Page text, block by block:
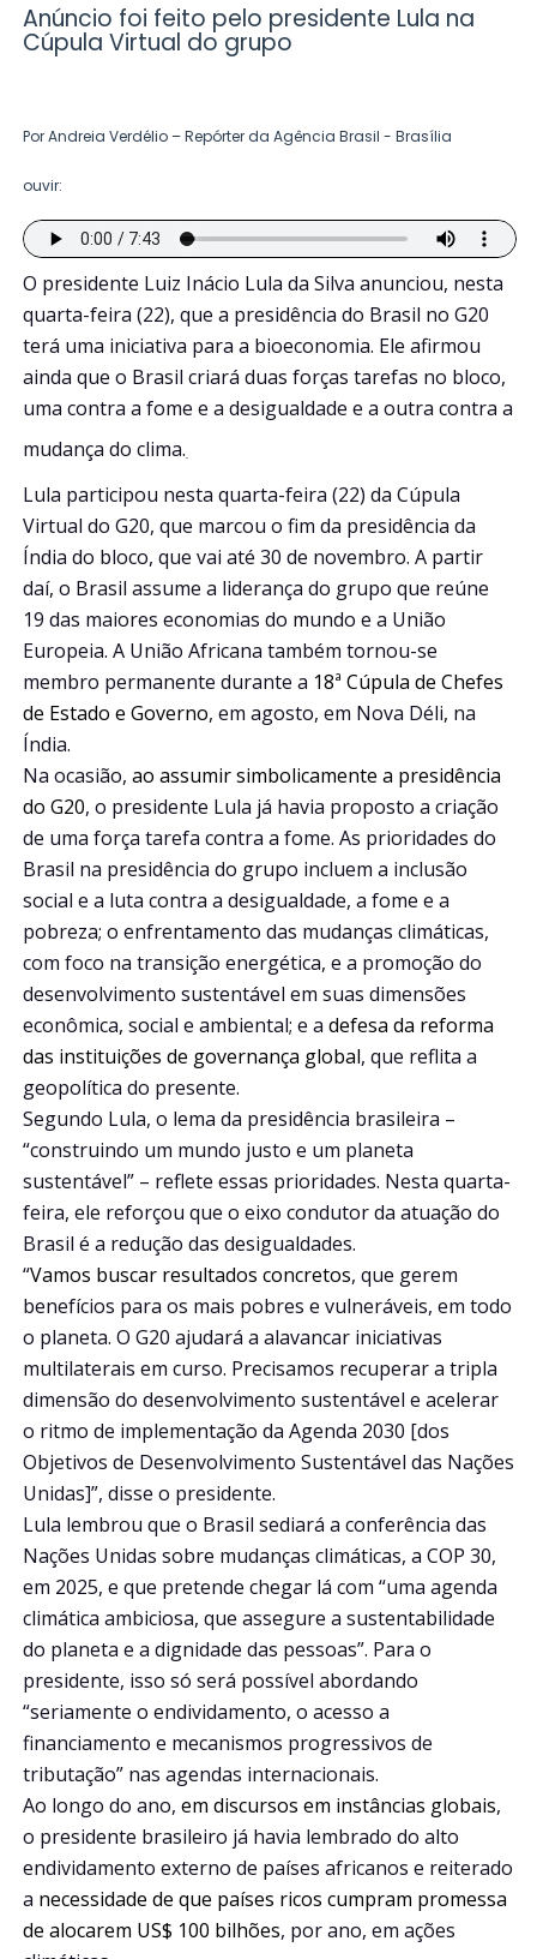
Anúncio foi feito pelo presidente Lula na
Cúpula Virtual do grupo
Por Andreia Verdélio – Repórter da Agência Brasil - Brasília
ouvir:
O presidente Luiz Inácio Lula da Silva anunciou, nesta
quarta-feira (22), que a presidência do Brasil no G20
terá uma iniciativa para a bioeconomia. Ele afirmou
ainda que o Brasil criará duas forças tarefas no bloco,
uma contra a fome e a desigualdade e a outra contra a
mudança do clima.
Lula participou nesta quarta-feira (22) da Cúpula
Virtual do G20, que marcou o fim da presidência da
Índia do bloco, que vai até 30 de novembro. A partir
daí, o Brasil assume a liderança do grupo que reúne
19 das maiores economias do mundo e a União
Europeia. A União Africana também tornou-se
membro permanente durante a 18ª Cúpula de Chefes
de Estado e Governo, em agosto, em Nova Déli, na
Índia.
Na ocasião, ao assumir simbolicamente a presidência
do G20, o presidente Lula já havia proposto a criação
de uma força tarefa contra a fome. As prioridades do
Brasil na presidência do grupo incluem a inclusão
social e a luta contra a desigualdade, a fome e a
pobreza; o enfrentamento das mudanças climáticas,
com foco na transição energética, e a promoção do
desenvolvimento sustentável em suas dimensões
econômica, social e ambiental; e a defesa da reforma
das instituições de governança global, que reflita a
geopolítica do presente.
Segundo Lula, o lema da presidência brasileira –
“construindo um mundo justo e um planeta
sustentável” – reflete essas prioridades. Nesta quarta-
feira, ele reforçou que o eixo condutor da atuação do
Brasil é a redução das desigualdades.
“Vamos buscar resultados concretos, que gerem
benefícios para os mais pobres e vulneráveis, em todo
o planeta. O G20 ajudará a alavancar iniciativas
multilaterais em curso. Precisamos recuperar a tripla
dimensão do desenvolvimento sustentável e acelerar
o ritmo de implementação da Agenda 2030 [dos
Objetivos de Desenvolvimento Sustentável das Nações
Unidas]”, disse o presidente.
Lula lembrou que o Brasil sediará a conferência das
Nações Unidas sobre mudanças climáticas, a COP 30,
em 2025, e que pretende chegar lá com “uma agenda
climática ambiciosa, que assegure a sustentabilidade
do planeta e a dignidade das pessoas”. Para o
presidente, isso só será possível abordando
“seriamente o endividamento, o acesso a
financiamento e mecanismos progressivos de
tributação” nas agendas internacionais.
Ao longo do ano, em discursos em instâncias globais,
o presidente brasileiro já havia lembrado do alto
endividamento externo de países africanos e reiterado
a necessidade de que países ricos cumpram promessa
de alocarem US$ 100 bilhões, por ano, em ações